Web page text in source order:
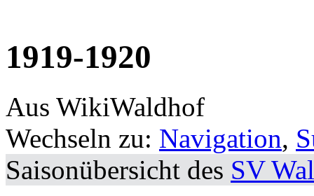
1919-1920
Aus WikiWaldhof
Wechseln zu: Navigation,
Saisonübersicht des SV